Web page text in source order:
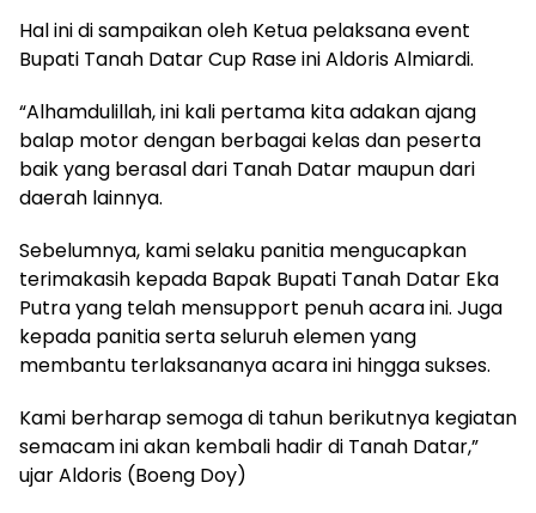
Hal ini di sampaikan oleh Ketua pelaksana event
Bupati Tanah Datar Cup Rase ini Aldoris Almiardi.
“Alhamdulillah, ini kali pertama kita adakan ajang
balap motor dengan berbagai kelas dan peserta
baik yang berasal dari Tanah Datar maupun dari
daerah lainnya.
Sebelumnya, kami selaku panitia mengucapkan
terimakasih kepada Bapak Bupati Tanah Datar Eka
Putra yang telah mensupport penuh acara ini. Juga
kepada panitia serta seluruh elemen yang
membantu terlaksananya acara ini hingga sukses.
Kami berharap semoga di tahun berikutnya kegiatan
semacam ini akan kembali hadir di Tanah Datar,”
ujar Aldoris (Boeng Doy)